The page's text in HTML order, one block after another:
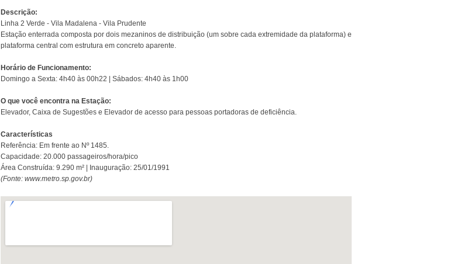
Descrição:
Linha 2 Verde - Vila Madalena - Vila Prudente
Estação enterrada composta por dois mezaninos de distribuição (um sobre cada extremidade da plataforma) e
plataforma central com estrutura em concreto aparente.
Horário de Funcionamento:
Domingo a Sexta: 4h40 às 00h22 | Sábados: 4h40 às 1h00
O que você encontra na Estação:
Elevador, Caixa de Sugestões e Elevador de acesso para pessoas portadoras de deficiência.
Características
Referência: Em frente ao Nº 1485.
Capacidade: 20.000 passageiros/hora/pico
Área Construída: 9.290 m² | Inauguração: 25/01/1991
(Fonte: www.metro.sp.gov.br)